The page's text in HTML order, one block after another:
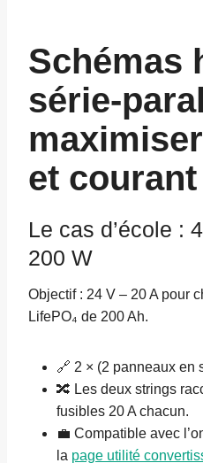
Schémas
série-
et courant
Le cas d’école :
200 W
Objectif : 24 V – 20 A pour
LifePO₄ de 200 Ah.
🔗 2 × (2 panneaux en
🔀 Les deux strings
fusibles 20 A chacun.
💼 Compatible avec
la page utilité